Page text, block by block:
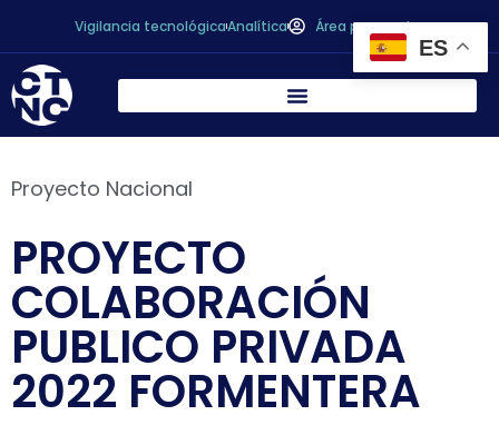
Vigilancia tecnológicaAnalítica Área personal
Proyecto Nacional
PROYECTO
COLABORACIÓN
PUBLICO PRIVADA
2022 FORMENTERA
ES